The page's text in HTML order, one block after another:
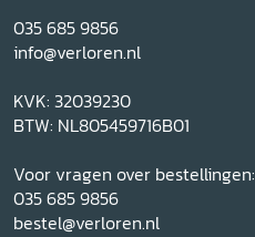
035 685 9856
info@verloren.nl
KVK: 32039230
BTW: NL805459716B01
Voor vragen over bestellingen:
035 685 9856
bestel@verloren.nl